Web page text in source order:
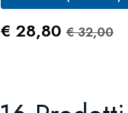
Prezzo
€ 28,80 Prezzo
€ 32,00